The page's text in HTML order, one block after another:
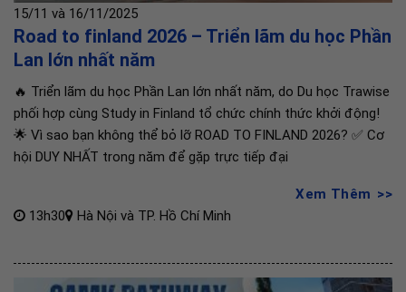
15/11 và 16/11/2025
Road to finland 2026 – Triển lãm du học Phần
Lan lớn nhất năm
🔥 Triển lãm du học Phần Lan lớn nhất năm, do Du học Trawise
phối hợp cùng Study in Finland tổ chức chính thức khởi động!
🌟 Vì sao bạn không thể bỏ lỡ ROAD TO FINLAND 2026? ✅ Cơ
hội DUY NHẤT trong năm để gặp trực tiếp đại
Xem Thêm
13h30
Hà Nội và TP. Hồ Chí Minh